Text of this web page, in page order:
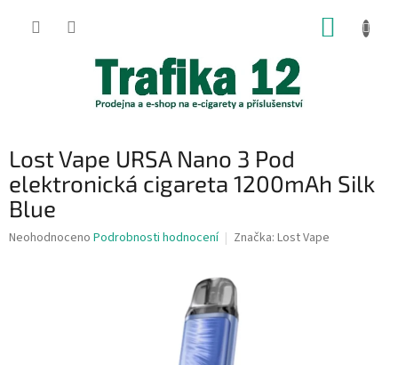
Lost Vape URSA Nano 3 Pod
elektronická cigareta 1200mAh Silk
Blue
Průměrné
Neohodnoceno Podrobnosti hodnocení Značka: Lost Vape